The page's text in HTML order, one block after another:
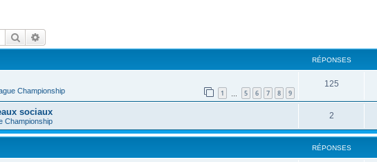
Rechercher
RÉPONSES
Championship 1 5 6 7 8 9
125
sociaux
Championship
2
RÉPONSES